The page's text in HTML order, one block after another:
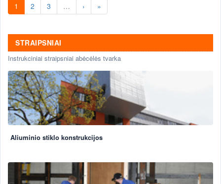
1 2 3 … › »
STRAIPSNIAI
Instrukciniai straipsniai abėcėlės tvarka
Aliuminio stiklo konstrukcijos